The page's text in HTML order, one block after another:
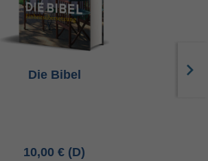
Die Bibel
10,00 €